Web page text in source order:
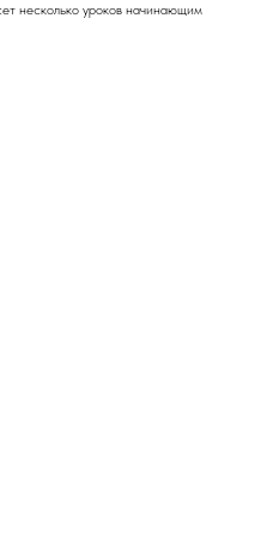
несколько уроков начинающим